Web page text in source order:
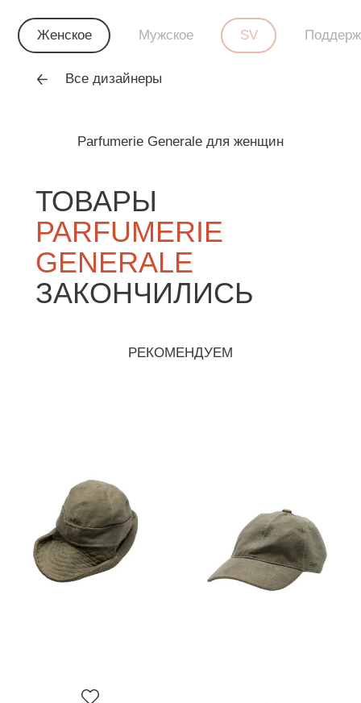
Parfumerie Generale для женщин
ТОВАРЫ
PARFUMERIE
GENERALE
ЗАКОНЧИЛИСЬ
РЕКОМЕНДУЕМ
Женское Мужское SV
Все дизайнеры